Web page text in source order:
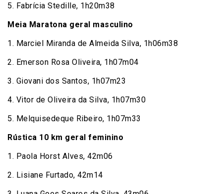
5. Fabrícia Stedille, 1h20m38
Meia Maratona geral masculino
1. Marciel Miranda de Almeida Silva, 1h06m38
2. Emerson Rosa Oliveira, 1h07m04
3. Giovani dos Santos, 1h07m23
4. Vitor de Oliveira da Silva, 1h07m30
5. Melquisedeque Ribeiro, 1h07m33
Rústica 10 km geral feminino
1. Paola Horst Alves, 42m06
2. Lisiane Furtado, 42m14